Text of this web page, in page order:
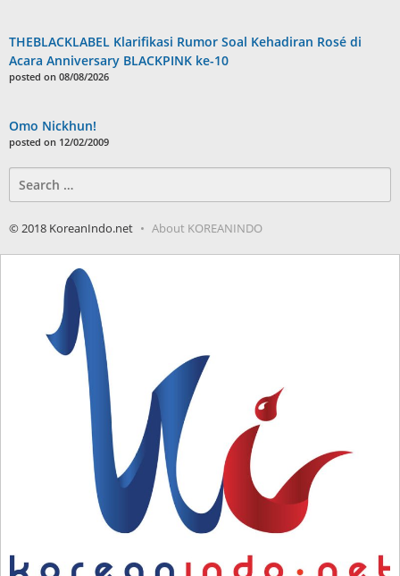
THEBLACKLABEL Klarifikasi Rumor Soal Kehadiran Rosé di
Acara Anniversary BLACKPINK ke-10
posted on 08/08/2026
Omo Nickhun!
posted on 12/02/2009
for:
© 2018 KoreanIndo.net About KOREANINDO